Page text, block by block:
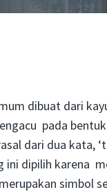
dibuat dari
pada
dari dua kata,
ini dipilih karena
simbol